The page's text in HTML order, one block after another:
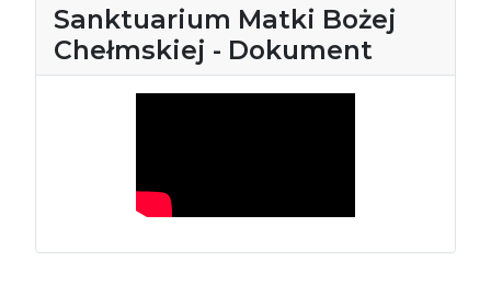
Sanktuarium Matki Bożej
Chełmskiej - Dokument